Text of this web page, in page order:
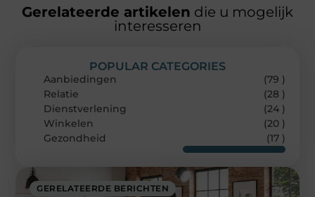
Gerelateerde artikelen die u mogelijk
interesseren
GERELATEERDE BERICHTEN
POPULAR CATEGORIES
Aanbiedingen
(79 )
Relatie
(28 )
Dienstverlening
(24 )
Winkelen
(20 )
Gezondheid
(17 )